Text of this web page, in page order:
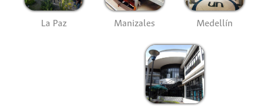
La Paz Manizales Medellín